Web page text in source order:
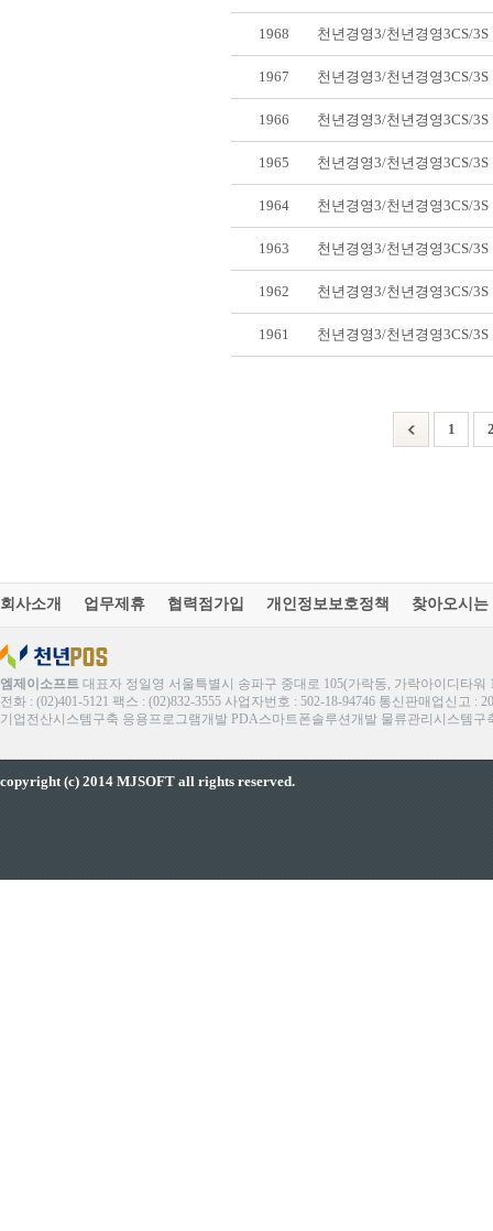
1968 천년경영3/천년경영3CS/
1967 천년경영3/천년경영3CS/
1966 천년경영3/천년경영3CS/
1965 천년경영3/천년경영3CS/
1964 천년경영3/천년경영3CS/
1963 천년경영3/천년경영3CS/
1962 천년경영3/천년경영3CS/
1961 천년경영3/천년경영3CS/
1
회사소개 업무제휴 협력점가입 개인정보보호정책 찾아오시는
엠제이소프트 대표자 정일영 서울특별시 송파구 중대로 105(가락동, 가락아이디타워
전화 : (02)401-5121 팩스 : (02)832-3555 사업자번호 : 502-18-94746 통신판매업신고 :
기업전산시스템구축 응용프로그램개발 PDA스마트폰솔루션개발 물류관리시스템구
copyright (c) 2014 MJSOFT all rights reserved.